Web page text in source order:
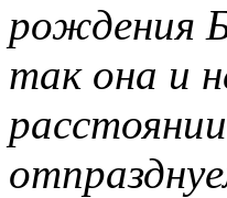
рождения
так она и